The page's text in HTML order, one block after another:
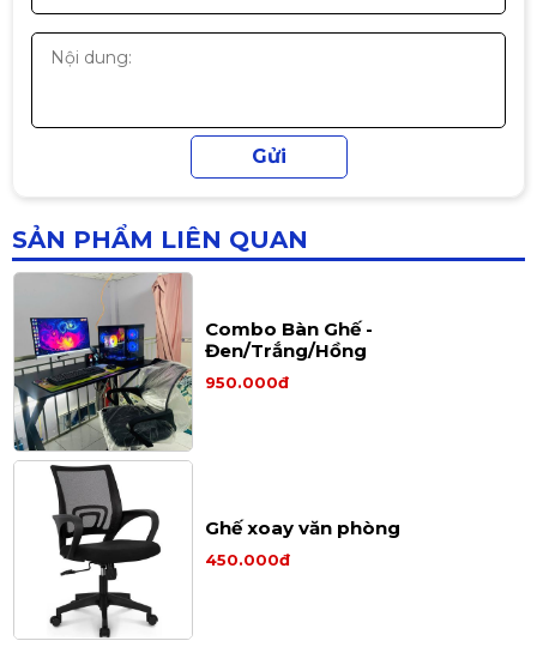
SẢN PHẨM LIÊN QUAN
Combo Bàn Ghế -
Đen/Trắng/Hồng
950.000đ
Ghế xoay văn phòng
450.000đ